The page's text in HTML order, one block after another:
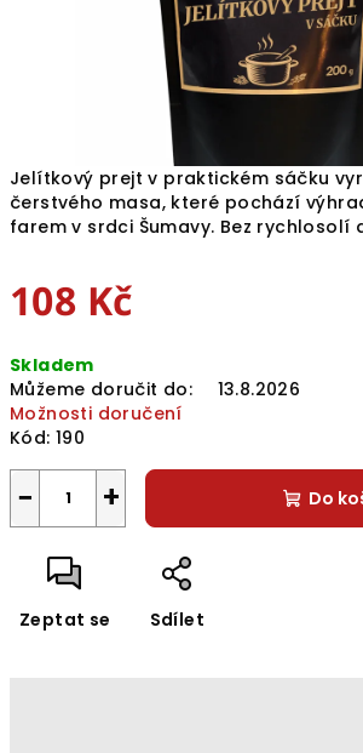
Jelítkový prejt v praktickém sáčku
čerstvého masa, které pochází
farem v srdci Šumavy. Bez rychlosolí
108 Kč
cena:
Skladem
Můžeme doručit do:
13.8.2026
Možnosti doručení
Kód: 190
+
− Do
Zeptat se Sdílet